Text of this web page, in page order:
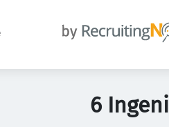
6